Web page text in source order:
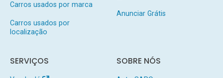
Carros usados por marca
Carros usados por
localização
Anunciar Grátis
SERVIÇOS SOBRE NÓS